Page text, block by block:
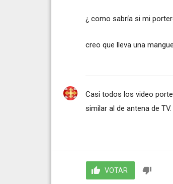
¿ como sabría si mi
creo que lleva una
Casi todos los video
similar al de antena de
VOTAR